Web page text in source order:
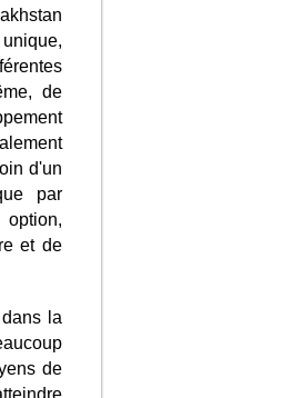
de
d'un
par
et de
la
de